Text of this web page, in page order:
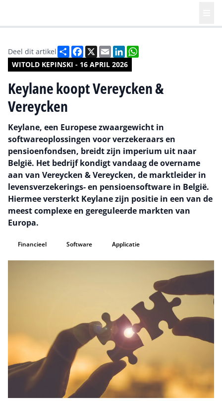
WITOLD KEPINSKI - 16 APRIL 2026
Deel dit artikel DeelFacebook
X EmailLinkedIn
Keylane koopt Vereycken &
Vereycken
Keylane, een Europese zwaargewicht in
softwareoplossingen voor verzekeraars en
pensioenfondsen, breidt zijn imperium uit naar
België. Het bedrijf kondigt vandaag de overname
aan van Vereycken & Vereycken, de marktleider in
levensverzekerings- en pensioensoftware in België.
Hiermee versterkt Keylane zijn positie in een van de
meest complexe en gereguleerde markten van
Europa.
Financieel Software Applicatie